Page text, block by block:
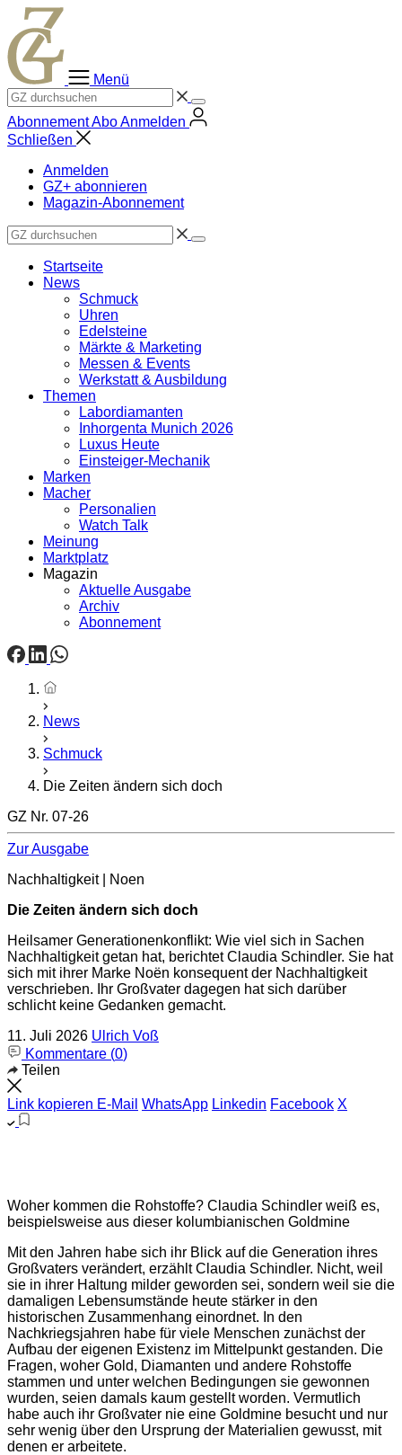
Zum
Inhalt
springen
Menü
AbonnementAboAnmelden
Schließen
Anmelden
GZ+ abonnieren
Magazin-Abonnement
Startseite
News
Schmuck
Uhren
Edelsteine
Märkte & Marketing
Messen & Events
Werkstatt & Ausbildung
Themen
Labordiamanten
Inhorgenta Munich 2026
Luxus Heute
Einsteiger-Mechanik
Marken
Macher
Personalien
Watch Talk
Meinung
Marktplatz
Magazin
Aktuelle Ausgabe
Archiv
Abonnement
Startseite
News
Schmuck
Die Zeiten ändern sich doch
GZ Nr. 07-26
Zur Ausgabe
Nachhaltigkeit | Noen
Die Zeiten ändern sich doch
Heilsamer Generationenkonflikt: Wie viel sich in Sachen
Nachhaltigkeit getan hat, berichtet Claudia Schindler. Sie hat
sich mit ihrer Marke Noën konsequent der Nachhaltigkeit
verschrieben. Ihr Großvater dagegen hat sich darüber
schlicht keine Gedanken gemacht.
11. Juli 2026 Ulrich Voß
Kommentare (0)
Teilen
Link kopieren E-Mail WhatsApp Linkedin Facebook X
Woher kommen die Rohstoffe? Claudia Schindler weiß es,
beispielsweise aus dieser kolumbianischen Goldmine
Mit den Jahren habe sich ihr Blick auf die Generation ihres
Großvaters verändert, erzählt Claudia Schindler. Nicht, weil
sie in ihrer Haltung milder geworden sei, sondern weil sie die
damaligen Lebensumstände heute stärker in den
historischen Zusammenhang einordnet. In den
Nachkriegsjahren habe für viele Menschen zunächst der
Aufbau der eigenen Existenz im Mittelpunkt gestanden. Die
Fragen, woher Gold, Diamanten und andere Rohstoffe
stammen und unter welchen Bedingungen sie gewonnen
wurden, seien damals kaum gestellt worden. Vermutlich
habe auch ihr Großvater nie eine Goldmine besucht und nur
sehr wenig über den Ursprung der Materialien gewusst, mit
denen er arbeitete.